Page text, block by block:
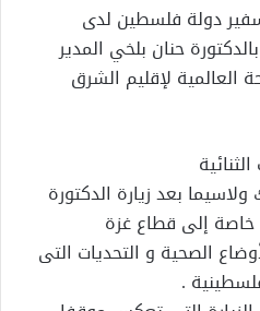
دولة فلسطين لدى
حنان بلخي المدير
العالمية لإقليم الشرق
بعد زيارة الدكتورة
إلى قطاع غزة
الصحية و التحديات التى
.